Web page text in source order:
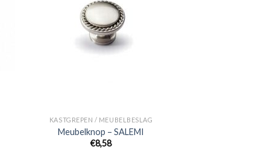
KASTGREPEN / MEUBELBESLAG
Meubelknop – SALEMI
€8,58